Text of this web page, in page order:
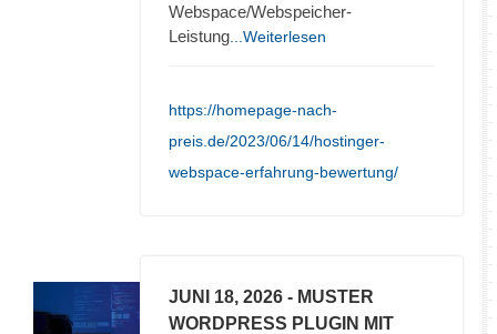
Webspace/Webspeicher-
Leistung ...Weiterlesen
https://homepage-nach-
preis.de/2023/06/14/hostinger-
webspace-erfahrung-bewertung/
JUNI 18, 2026 - MUSTER
WORDPRESS PLUGIN MIT